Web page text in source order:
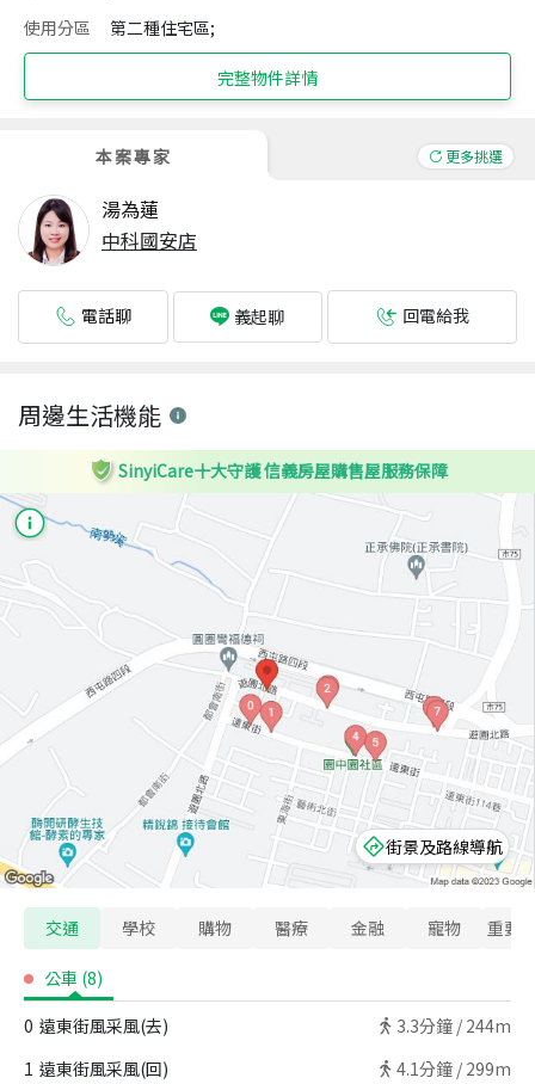
使用分區
第二種住宅區;
完整物件詳情
本案專家 更多挑選
湯為蓮
中科國安店
電話聊 義起聊 回電給我
周邊生活機能
SinyiCare十大守護 信義房屋購售屋服務保障
街景及路線導航
交通 學校 購物 醫療 金融 寵物 重要
公車 (8)
0 遠東街風采風(去) 3.3分鐘 / 244m
1 遠東街風采風(回) 4.1分鐘 / 299m